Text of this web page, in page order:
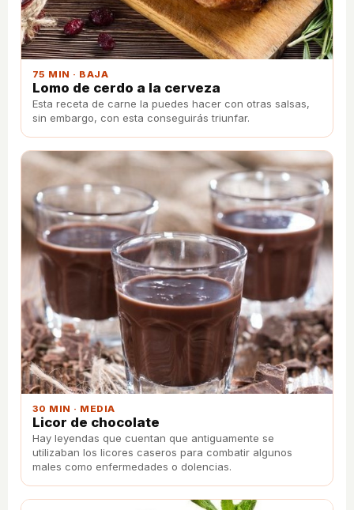
75 MIN · BAJA
Lomo de cerdo a la cerveza
Esta receta de carne la puedes hacer con otras salsas,
sin embargo, con esta conseguirás triunfar.
30 MIN · MEDIA
Licor de chocolate
Hay leyendas que cuentan que antiguamente se
utilizaban los licores caseros para combatir algunos
males como enfermedades o dolencias.